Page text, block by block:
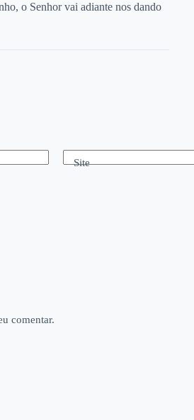
o Senhor vai adiante nos dando
Site
comentar.